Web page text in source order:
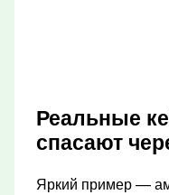
Реальные
спасают
Яркий пример —